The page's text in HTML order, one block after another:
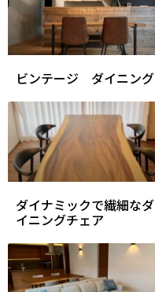
ビンテージ ダイニング
ダイナミックで繊細なダ
イニングチェア